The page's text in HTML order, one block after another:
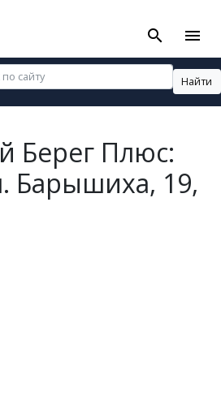
search menu
Найти
Берег Плюс:
Барышиха, 19,